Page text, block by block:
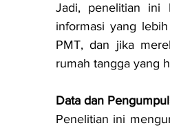
Jadi, penelitian ini
informasi yang
PMT, dan jika
rumah tangga yang
Data dan
Penelitian ini